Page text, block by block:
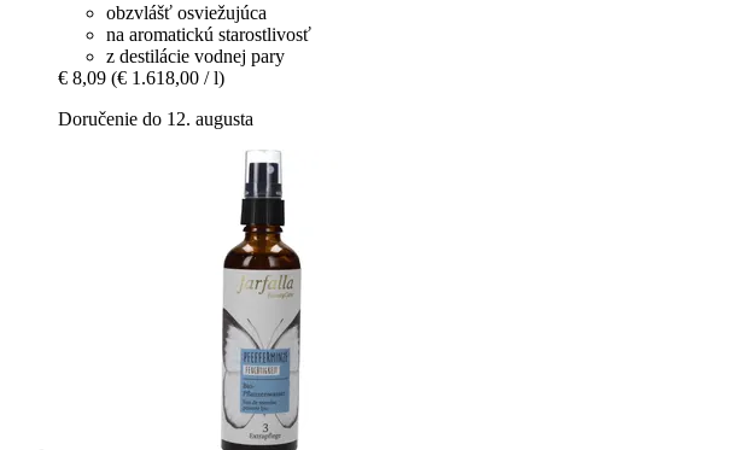
obzvlášť osviežujúca
na aromatickú starostlivosť
z destilácie vodnej pary
€ 8,09 (€ 1.618,00 / l)
Doručenie do 12. augusta